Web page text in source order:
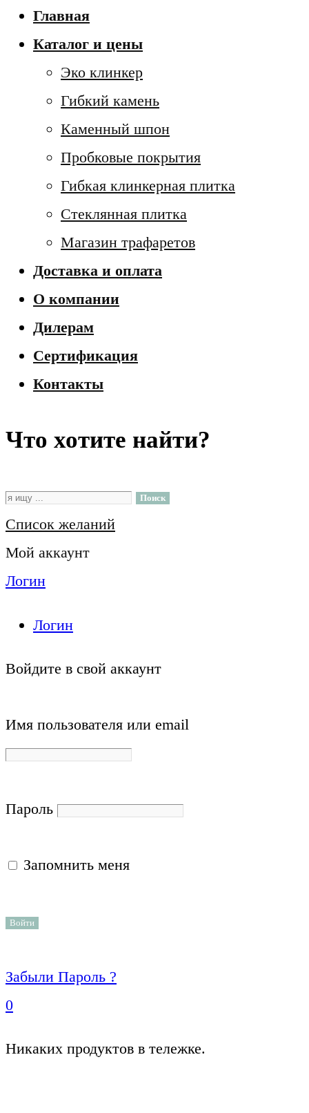
Главная
Каталог и цены
Эко клинкер
Гибкий камень
Каменный шпон
Пробковые покрытия
Гибкая клинкерная плитка
Стеклянная плитка
Магазин трафаретов
Доставка и оплата
О компании
Дилерам
Сертификация
Контакты
Что хотите найти?
Поиск
Список желаний
Мой аккаунт
Логин
Логин
Войдите в свой аккаунт
Имя пользователя или email
Пароль
Запомнить меня
Забыли Пароль ?
0
Никаких продуктов в тележке.